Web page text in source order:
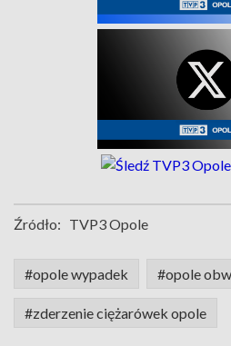
Źródło: TVP3 Opole
#opole wypadek #opole
#zderzenie ciężarówek opole